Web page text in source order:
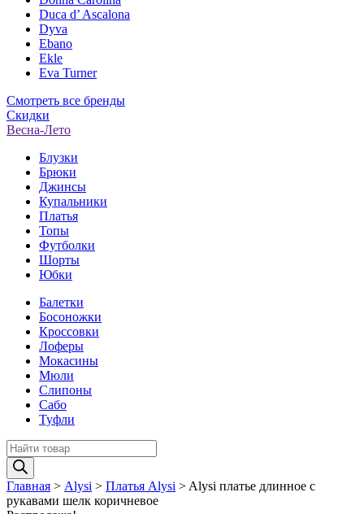
Duca d’ Ascalona
Dyva
Ebano
Ekle
Eva Turner
Смотреть все бренды
Скидки
Весна-Лето
Блузки
Брюки
Джинсы
Купальники
Платья
Топы
Футболки
Шорты
Юбки
Балетки
Босоножки
Кроссовки
Лоферы
Мокасины
Мюли
Слипоны
Сабо
Туфли
Поиск
товаров
Главная > Alysi > Платья Alysi > Alysi платье длинное с
рукавами шелк коричневое